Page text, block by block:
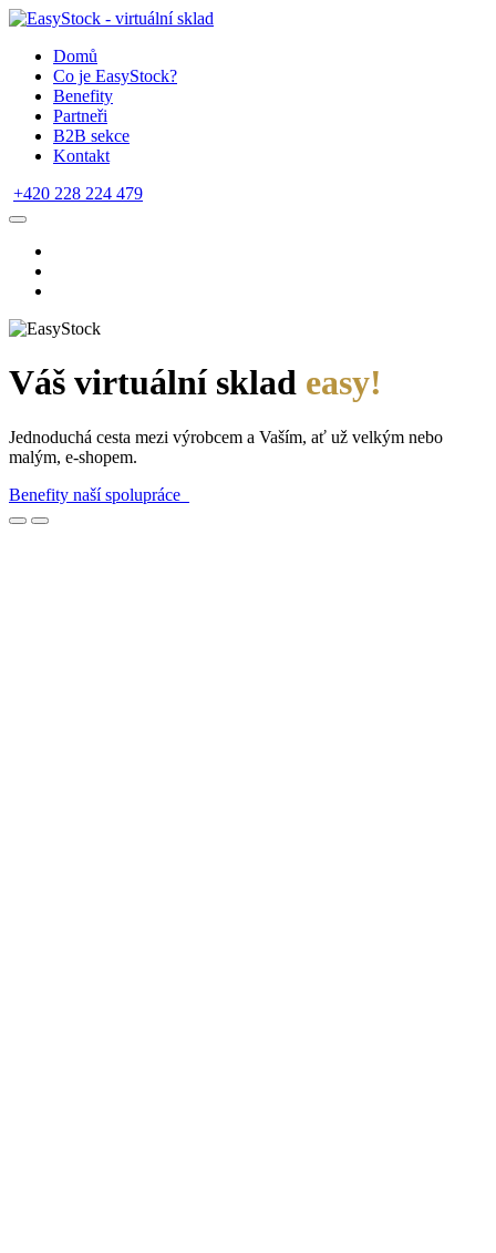
Domů
Co je EasyStock?
Benefity
Partneři
B2B sekce
Kontakt
+420 228 224 479
Váš virtuální sklad easy!
Jednoduchá cesta mezi výrobcem a Vaším, ať už velkým nebo
malým, e-shopem.
Benefity naší spolupráce